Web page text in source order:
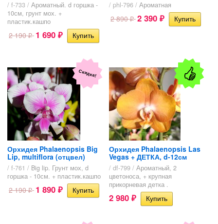
/ f-733 / Ароматный. d горшка -
10см, грунт мох. +
пластик.кашпо
2 190₽ 1 690 ₽
/ phl-796 / Ароматная
2 890₽ 2 390 ₽
Скидка!
Орхидея Phalaenopsis Big
Lip, multiflora (отцвел)
/ f-761 / Big lip. Грунт мох, d
горшка - 10см. + пластик.кашпо
2 190₽ 1 890 ₽
Орхидея Phalaenopsis Las
Vegas + ДЕТКА, d-12см
/ df-799 / Ароматный, 2
цветоноса, + крупная
прикорневая детка .
2 980 ₽